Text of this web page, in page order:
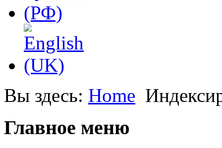
Вы здесь: Home
Главное меню